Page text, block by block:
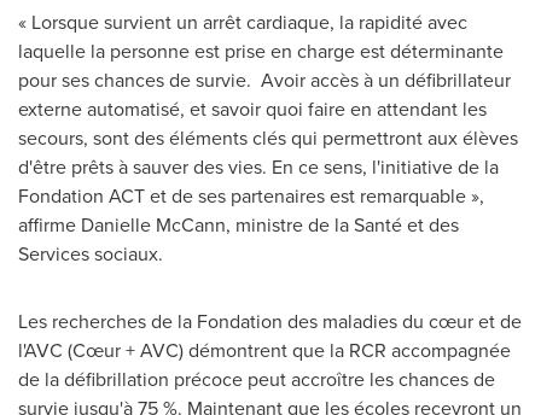
« Lorsque survient un arrêt cardiaque, la rapidité avec
laquelle la personne est prise en charge est déterminante
pour ses chances de survie. Avoir accès à un défibrillateur
externe automatisé, et savoir quoi faire en attendant les
secours, sont des éléments clés qui permettront aux élèves
d'être prêts à sauver des vies. En ce sens, l'initiative de la
Fondation ACT et de ses partenaires est remarquable »,
affirme Danielle McCann, ministre de la Santé et des
Services sociaux.
Les recherches de la Fondation des maladies du cœur et de
l'AVC (Cœur + AVC) démontrent que la RCR accompagnée
de la défibrillation précoce peut accroître les chances de
survie jusqu'à 75 %. Maintenant que les écoles recevront un